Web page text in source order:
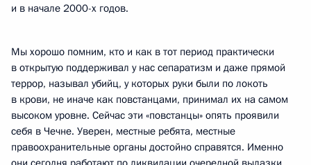
и в начале 2000-х годов.
Мы хорошо помним, кто и как в тот период практически
в открытую поддерживал у нас сепаратизм и даже прямой
террор, называл убийц, у которых руки были по локоть
в крови, не иначе как повстанцами, принимал их на самом
высоком уровне. Сейчас эти «повстанцы» опять проявили
себя в Чечне. Уверен, местные ребята, местные
правоохранительные органы достойно справятся. Именно